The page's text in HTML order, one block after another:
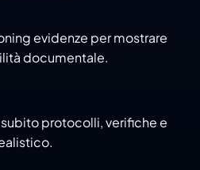
evidenze per mostrare
documentale.
protocolli, verifiche e